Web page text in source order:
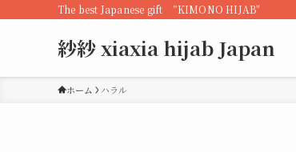
The best Japanese gift ”KIMONO HIJAB"
紗紗 xiaxia hijab Japan
ホーム ハラル